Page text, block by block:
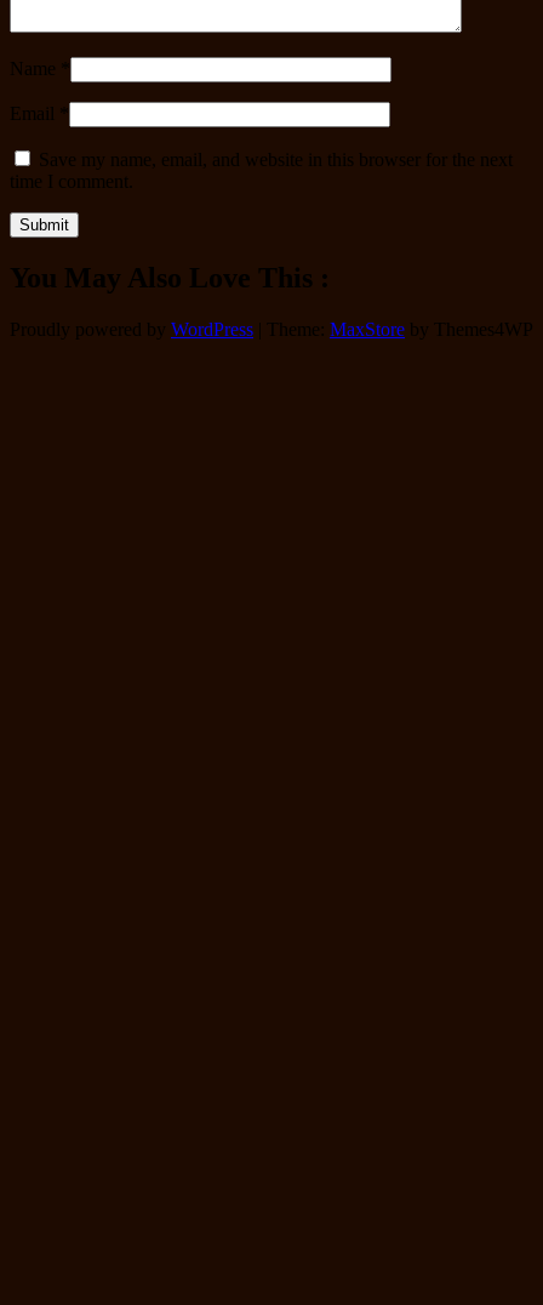
Name
Email
Save my name, email, and website in this browser for the next
time I comment.
You May Also Love This :
Proudly powered by WordPress | Theme: MaxStore by Themes4WP